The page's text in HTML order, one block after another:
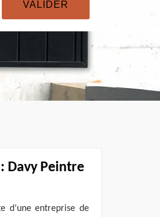
Davy Peintre
d’une entreprise de